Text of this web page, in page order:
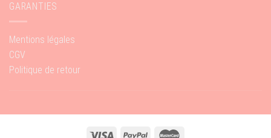
GARANTIES
Mentions légales
CGV
Politique de retour